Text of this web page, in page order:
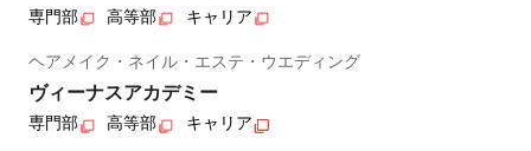
専門部 高等部 キャリア
ヘアメイク・ネイル・エステ・ウエディング
ヴィーナスアカデミー
専門部 高等部 キャリア